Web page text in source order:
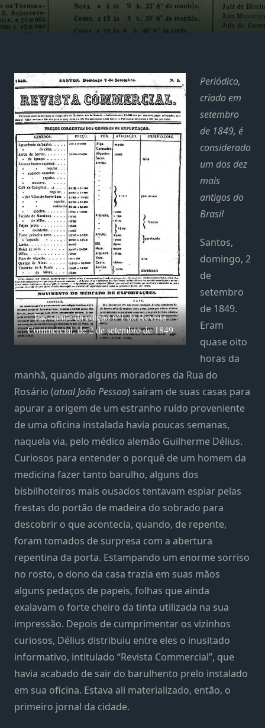
Fac-símile da edição nº1 da Revista
Commercial, de 2 de setembro de 1849
Periódico,
criado em
setembro
de 1849, é
considerado
um dos dez
mais
antigos do
Brasil
Santos,
domingo, 2
de
setembro
de 1849.
Eram
quase oito
horas da
manhã, quando alguns moradores da Rua do
Rosário (atual João Pessoa) saíram de suas casas para
apurar a origem de um estranho ruído proveniente
de uma oficina instalada havia poucas semanas,
naquela via, pelo médico alemão Guilherme Délius.
Curiosos para entender o porquê de um homem da
medicina fazer tanto barulho, alguns dos
bisbilhoteiros mais ousados tentavam espiar pelas
frestas do portão de madeira do sobrado para
descobrir o que acontecia, quando, de repente,
foram tomados de surpresa com a abertura
repentina da porta. Estampando um enorme sorriso
no rosto, o dono da casa trazia em suas mãos
alguns pedaços de papeis, folhas que ainda
exalavam o forte cheiro da tinta utilizada na sua
impressão. Depois de cumprimentar os vizinhos
curiosos, Délius distribuiu entre eles o inusitado
informativo, intitulado “Revista Commercial”, que
havia acabado de sair do barulhento prelo instalado
em sua oficina. Estava ali materializado, então, o
primeiro jornal da cidade.